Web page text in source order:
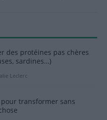
des protéines pas chères
sardines…)
Leclerc
pour transformer sans